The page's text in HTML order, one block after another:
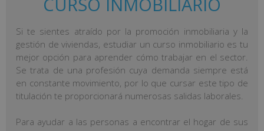
Si te sientes atraído por la promoción inmobiliaria y la
gestión de viviendas, estudiar un curso inmobiliario es tu
mejor opción para aprender cómo trabajar en el sector.
Se trata de una profesión cuya demanda siempre está
en constante movimiento, por lo que cursar este tipo de
titulación te proporcionará numerosas salidas laborales.
Para ayudar a las personas a encontrar el hogar de sus